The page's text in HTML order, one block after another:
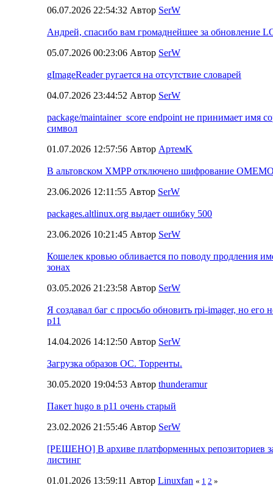
06.07.2026 22:54:32 Автор SerW
Андрей, спасибо вам громаднейшее за обновление
05.07.2026 00:23:06 Автор SerW
gImageReader ругается на отсутствие словарей
04.07.2026 23:44:52 Автор SerW
package/maintainer_score endpoint не принимает имя
символ
01.07.2026 12:57:56 Автор АртемK
В альтовском XMPP отключено шифрование
23.06.2026 12:11:55 Автор SerW
packages.altlinux.org выдает ошибку 500
23.06.2026 10:21:45 Автор SerW
Кошелек кровью обливается по поводу продления
зонах
03.05.2026 21:23:58 Автор SerW
Я создавал баг с просьбо обновить rpi-imager, но его
p11
14.04.2026 14:12:50 Автор SerW
Загрузка образов ОС. Торренты.
30.05.2020 19:04:53 Автор thunderamur
Пакет hugo в p11 очень старый
23.02.2026 21:55:46 Автор SerW
[РЕШЕНО] В архиве платформенных репозиториев
листинг
01.01.2026 13:59:11 Автор Linuxfan « 1 2 »